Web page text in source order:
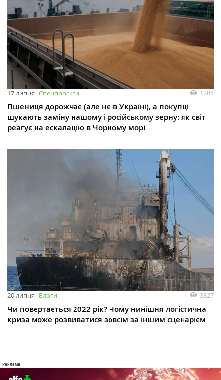
17 липня Спецпроєкти 1284
Пшениця дорожчає (але не в Україні), а покупці
шукають заміну нашому і російському зерну: як світ
реагує на ескалацію в Чорному морі
20 липня Блоги 3827
Чи повертається 2022 рік? Чому нинішня логістична
криза може розвиватися зовсім за іншим сценарієм